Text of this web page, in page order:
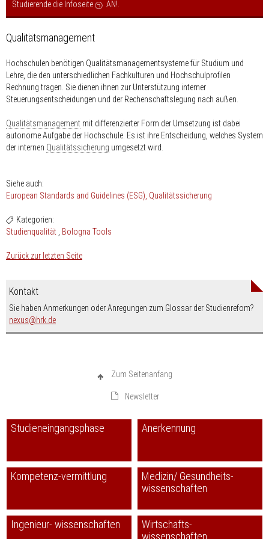
Studierende die Infoseite
AN!
Qualitätsmanagement
Hochschulen benötigen Qualitätsmanagementsysteme für Studium und
Lehre, die den unterschiedlichen Fachkulturen und Hochschulprofilen
Rechnung tragen. Sie dienen ihnen zur Unterstützung interner
Steuerungsentscheidungen und der Rechenschaftslegung nach außen.
Qualitätsmanagement mit differenzierter Form der Umsetzung ist dabei
autonome Aufgabe der Hochschule. Es ist ihre Entscheidung, welches System
der internen Qualitätssicherung umgesetzt wird.
Siehe auch:
European Standards and Guidelines (ESG) Qualitätssicherung
Kategorien:
Studienqualität
Bologna Tools
Zurück zur letzten Seite
Kontakt
Sie haben Anmerkungen oder Anregungen zum Glossar der Studienrefom?
nexus
nospam-
hrk.de
Zum Seitenanfang
Newsletter
Studieneingangsphase Anerkennung
Kompetenz-vermittlung
Medizin/ Gesundheits-
wissenschaften
Ingenieur- wissenschaften
Wirtschafts-
wissenschaften